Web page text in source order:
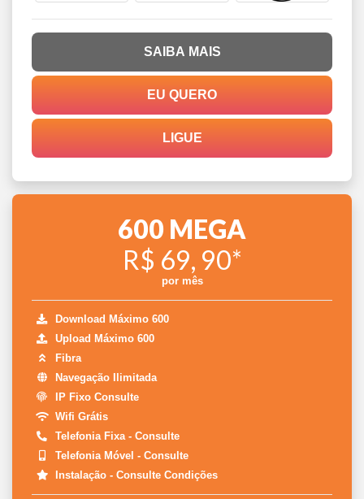
SAIBA MAIS
EU QUERO
LIGUE
600 MEGA
R$ 69, 90*
por mês
Download Máximo 600
Upload Máximo 600
Fibra
Navegação Ilimitada
IP Fixo Consulte
Wifi Grátis
Telefonia Fixa - Consulte
Telefonia Móvel - Consulte
Instalação - Consulte Condições